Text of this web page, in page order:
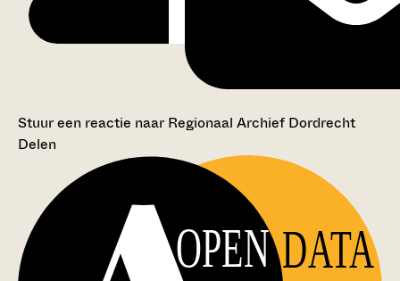
Stuur een reactie naar Regionaal Archief Dordrecht
Delen
OPEN DATA